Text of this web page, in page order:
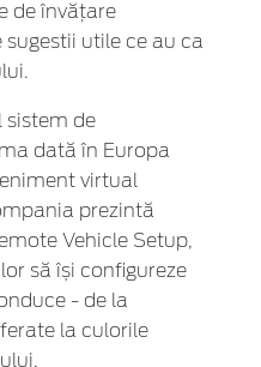
de învățare
utile ce au ca
sistem de
dată în Europa
virtual
prezintă
Vehicle Setup,
să își configureze
- de la
la culorile